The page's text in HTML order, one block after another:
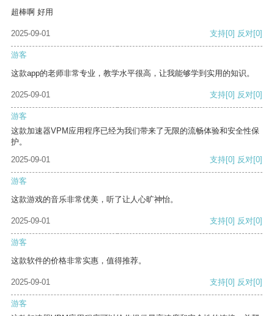
超棒啊 好用
2025-09-01 支持[0] 反对[0]
游客
这款app的老师非常专业，教学水平很高，让我能够学到实用的知识。
2025-09-01 支持[0] 反对[0]
游客
这款加速器VPM应用程序已经为我们带来了无限的流畅体验和安全性保
护。
2025-09-01
支持[0] 反对[0]
游客
这款游戏的音乐非常优美，听了让人心旷神怡。
2025-09-01 支持[0] 反对[0]
游客
这款软件的价格非常实惠，值得推荐。
2025-09-01 支持[0] 反对[0]
游客